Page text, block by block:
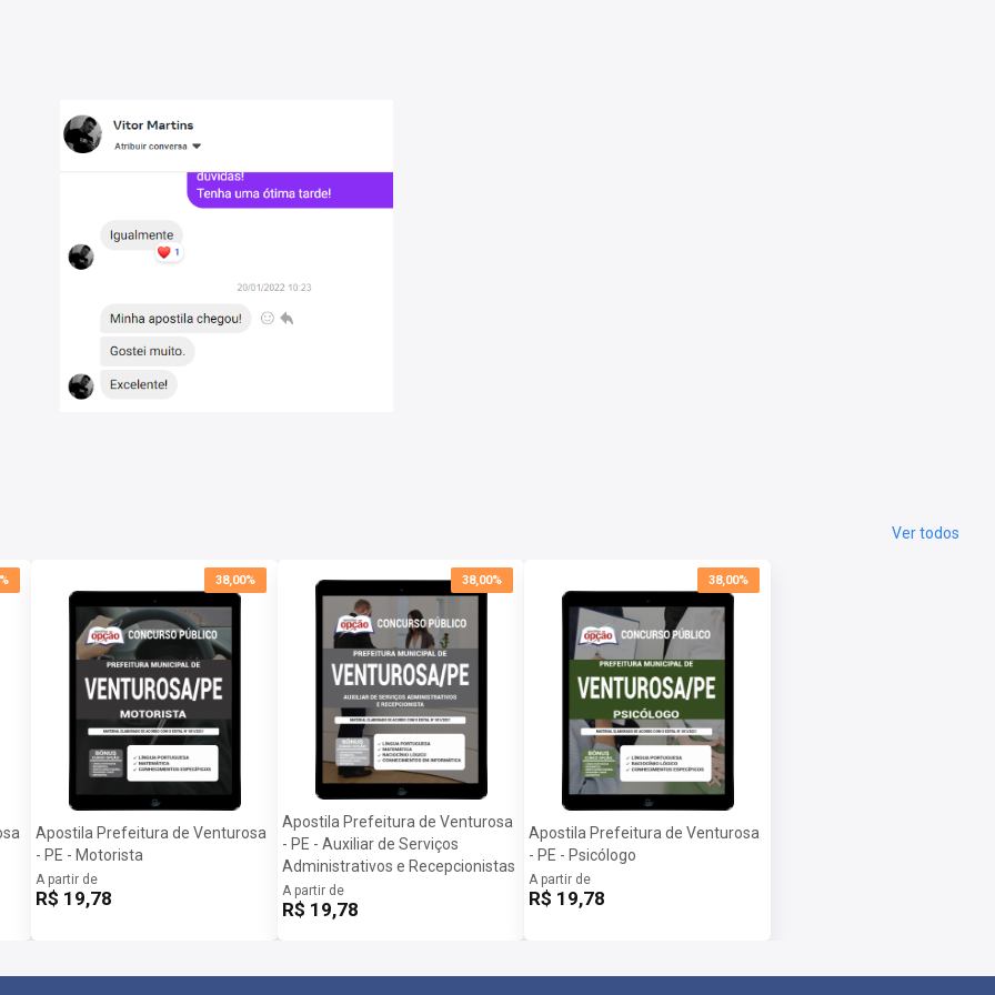
- PE 2022:
Ver todos
38,00%
Apostila Prefeitura de Venturosa
- PE - Motorista
A partir de
R$ 19,78
38,00%
Apostila Prefeitura de Venturosa
- PE - Auxiliar de Serviços
Administrativos e Recepcionistas
A partir de
R$ 19,78
38,00%
Apostila Prefeitura de Venturosa
- PE - Psicólogo
A partir de
R$ 19,78